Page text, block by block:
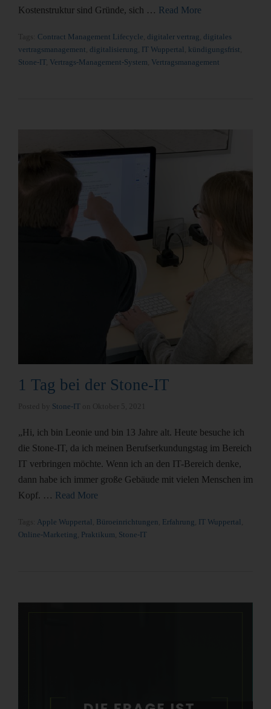
Kostenstruktur sind Gründe, sich … Read More
Contract Management Lifecycle digitaler vertrag digitales
vertragsmanagement digitalisierung IT Wuppertal kündigungsfrist
Stone-IT, Vertrags-Management-System Vertragsmanagement
1 Tag bei der Stone-IT
Stone-IT
„Hi, ich bin Leonie und bin 13 Jahre alt. Heute besuche ich
die Stone-IT, da ich meinen Berufserkundungstag im Bereich
IT verbringen möchte. Wenn ich an den IT-Bereich denke,
dann habe ich immer große Gebäude mit vielen Menschen im
Kopf. … Read More
Apple Wuppertal Büroeinrichtungen Erfahrung IT Wuppertal
Online-Marketing Praktikum Stone-IT